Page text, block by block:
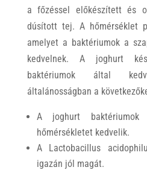
a főzéssel előkészített és
dúsított tej. A hőmérséklet
amelyet a baktériumok a
kedvelnek. A joghurt
baktériumok által
általánosságban a
A joghurt baktériumok
hőmérsékletet kedvelik.
A Lactobacillus
igazán jól magát.